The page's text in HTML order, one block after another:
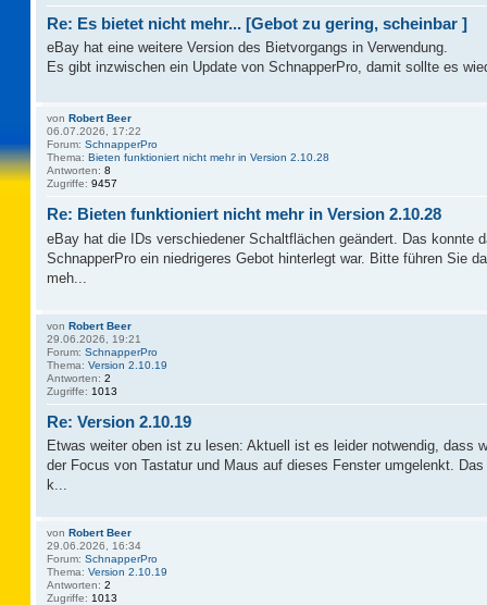
Re: Es bietet nicht mehr... [Gebot zu gering, scheinbar ]
eBay hat eine weitere Version des Bietvorgangs in Verwendung.
Es gibt inzwischen ein Update von SchnapperPro, damit sollte es
von Robert Beer
06.07.2026, 17:22
Forum: SchnapperPro
Thema: Bieten funktioniert nicht mehr in Version 2.10.28
Antworten: 8
Zugriffe: 9457
Re: Bieten funktioniert nicht mehr in Version 2.10.28
eBay hat die IDs verschiedener Schaltflächen geändert. Das konnte
SchnapperPro ein niedrigeres Gebot hinterlegt war. Bitte führen Sie
meh...
von Robert Beer
29.06.2026, 19:21
Forum: SchnapperPro
Thema: Version 2.10.19
Antworten: 2
Zugriffe: 1013
Re: Version 2.10.19
Etwas weiter oben ist zu lesen: Aktuell ist es leider notwendig, dass
der Focus von Tastatur und Maus auf dieses Fenster umgelenkt.
k...
von Robert Beer
29.06.2026, 16:34
Forum: SchnapperPro
Thema: Version 2.10.19
Antworten: 2
Zugriffe: 1013